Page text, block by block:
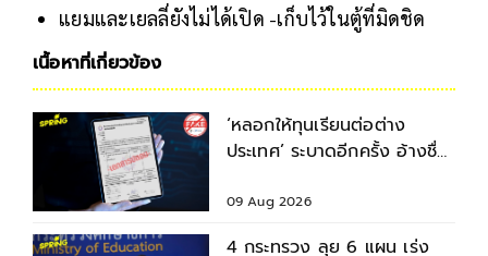
แยมและเยลลี่ยังไม่ได้เปิด -เก็บไว้ในตู้ที่มิดชิด
เนื้อหาที่เกี่ยวข้อง
‘หลอกให้ทุนเรียนต่อต่าง
ประเทศ’ ระบาดอีกครั้ง อ้างชื่อ
ล็กเมล
09 Aug 2026
4 กระทรวง ลุย 6 แผน เร่ง